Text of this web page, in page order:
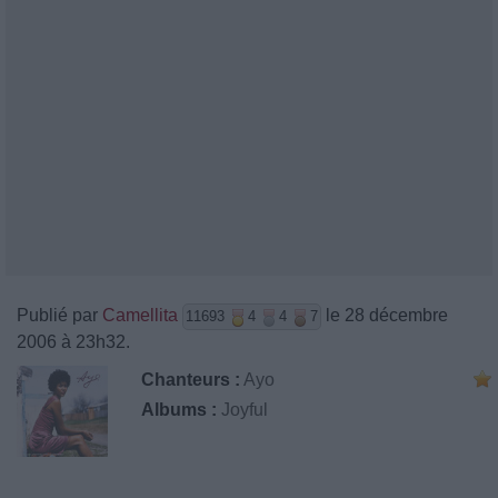
Publié par Camellita 11693 4 4 7
le 28 décembre
2006 à 23h32.
Chanteurs : Ayo
Albums : Joyful